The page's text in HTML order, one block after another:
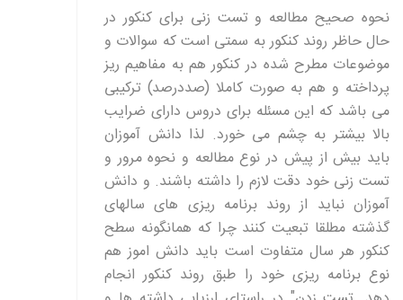
نحوه صحیح مطالعه و تست زنی برای کنکور در
حال حاظر روند کنکور به سمتی است که سوالات و
موضوعات مطرح شده در کنکور هم به مفاهیم ریز
پرداخته و هم به صورت کاملا (صددرصد) ترکیبی
می باشد که این مسئله برای دروس دارای ضرایب
بالا بیشتر به چشم می خورد. لذا دانش آموزان
باید بیش از پیش در نوع مطالعه و نحوه مرور و
تست زنی خود دقت لازم را داشته باشند. و دانش
آموزان نباید از روند برنامه ریزی های سالهای
گذشته مطلقا تبعیت کنند چرا که همانگونه سطح
کنکور هر سال متفاوت است باید دانش اموز هم
نوع برنامه ریزی خود را طبق روند کنکور انجام